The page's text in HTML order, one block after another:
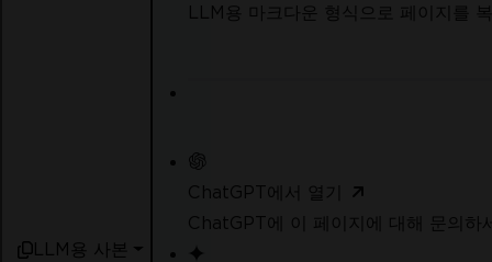
LLM용 사본
LLM용 마크다운 형식으로 페이지를
ChatGPT에서 열기
ChatGPT에 이 페이지에 대해 문의하